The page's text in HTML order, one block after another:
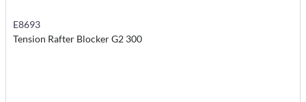
E8693
Tension Rafter Blocker G2 300